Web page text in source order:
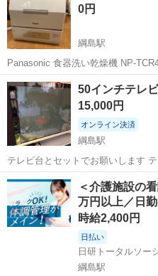
0円
綱島駅
Panasonic 食器洗い乾燥機 NP-TCR4-W
の食器洗い乾燥機です。 品番：NP-TCR4-W 購入して
た。 時々、スタート時に「フタが
神奈川 横浜市 綱島駅 生
50インチテレ
15,000円
オンライン決済
綱島駅
テレビ台とセットでお願いします テレビを見るには新たにチューナー
等必要と思われます。詳しいテレ
さい。リモコン無し 配送も構いま
神奈川 横浜市 綱島駅 テ
＜介護施設の
万円以上／日
時給2,400円
日払い
綱島駅